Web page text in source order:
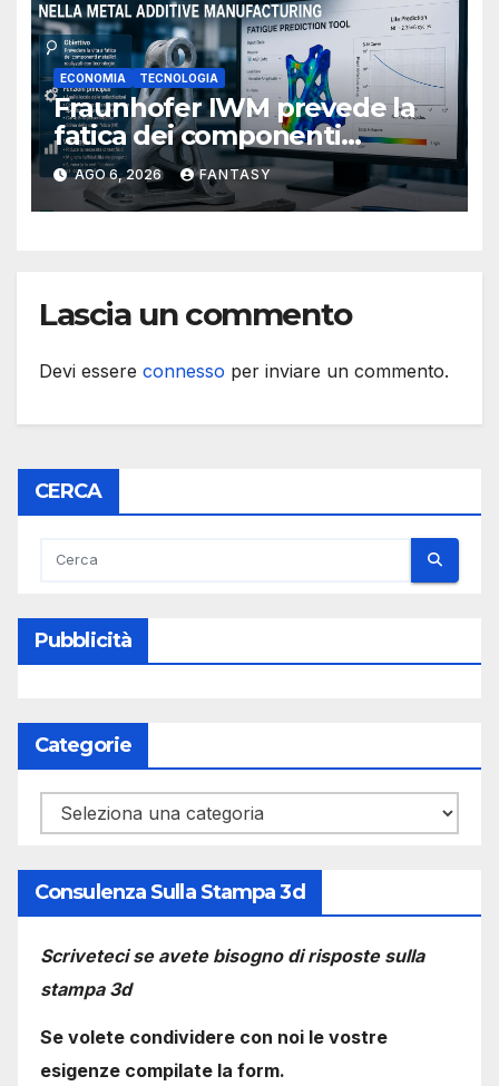
ECONOMIA TECNOLOGIA
Fraunhofer IWM prevede la
fatica dei componenti
metallici stampati in 3D
AGO 6, 2026 FANTASY
Lascia un commento
Devi essere connesso per inviare un commento.
CERCA
Pubblicità
Categorie
Categorie
Consulenza Sulla Stampa 3d
Scriveteci se avete bisogno di risposte sulla
stampa 3d
Se volete condividere con noi le vostre
esigenze compilate la form.